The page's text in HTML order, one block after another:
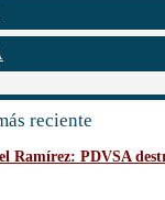
reciente
Ramírez: PDVSA